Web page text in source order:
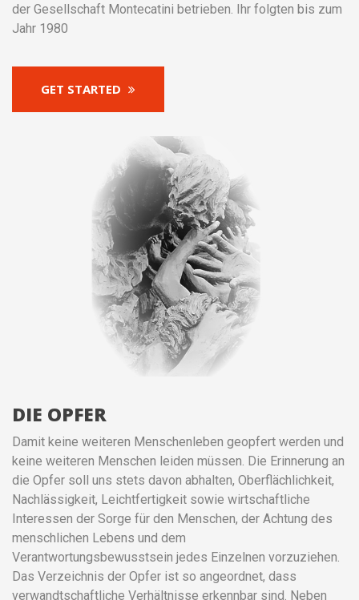
der Gesellschaft Montecatini betrieben. Ihr folgten bis zum
Jahr 1980
GET STARTED
DIE OPFER
Damit keine weiteren Menschenleben geopfert werden und
keine weiteren Menschen leiden müssen. Die Erinnerung an
die Opfer soll uns stets davon abhalten, Oberflächlichkeit,
Nachlässigkeit, Leichtfertigkeit sowie wirtschaftliche
Interessen der Sorge für den Menschen, der Achtung des
menschlichen Lebens und dem
Verantwortungsbewusstsein jedes Einzelnen vorzuziehen.
Das Verzeichnis der Opfer ist so angeordnet, dass
verwandtschaftliche Verhältnisse erkennbar sind. Neben